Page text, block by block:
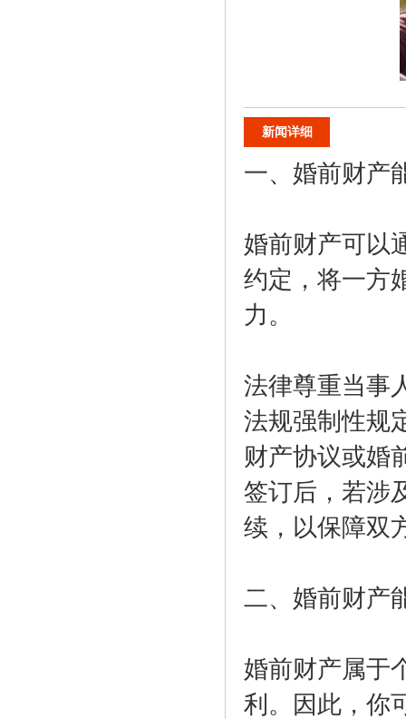
新闻详细
一、婚前财产
婚前财产可以
约定，将一方
力。
法律尊重当事
法规强制性规
财产协议或婚
签订后，若涉
续，以保障双
二、婚前财产
婚前财产属于
利。因此，你